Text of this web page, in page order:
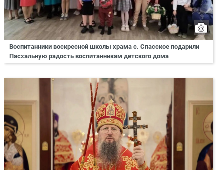
Воспитанники воскресной школы храма с. Спасское подарили
Пасхальную радость воспитанникам детского дома